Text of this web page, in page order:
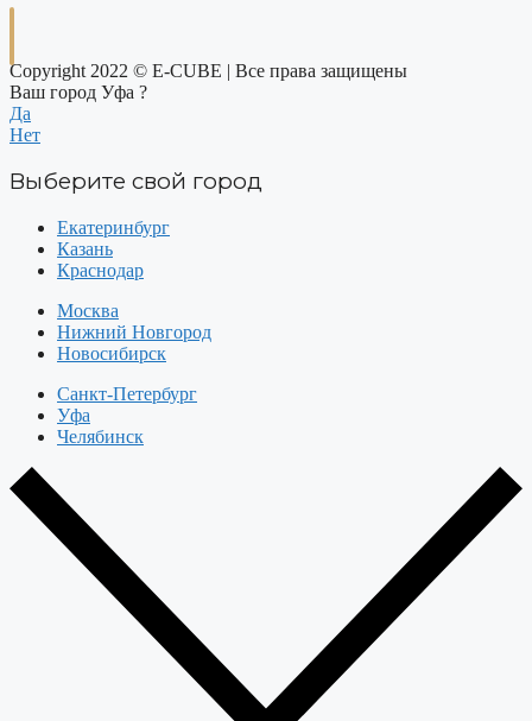
Copyright 2022 © E-CUBE | Все права защищены
Ваш город Уфа ?
Да
Нет
Выберите свой город
Екатеринбург
Казань
Краснодар
Москва
Нижний Новгород
Новосибирск
Санкт-Петербург
Уфа
Челябинск